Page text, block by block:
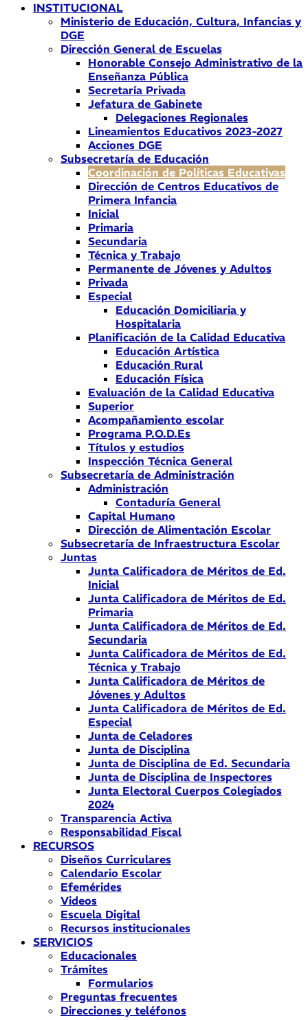
INSTITUCIONAL
Ministerio de Educación, Cultura, Infancias y
DGE
Dirección General de Escuelas
Honorable Consejo Administrativo de la
Enseñanza Pública
Secretaría Privada
Jefatura de Gabinete
Delegaciones Regionales
Lineamientos Educativos 2023-2027
Acciones DGE
Subsecretaría de Educación
Coordinación de Políticas Educativas
Dirección de Centros Educativos de
Primera Infancia
Inicial
Primaria
Secundaria
Técnica y Trabajo
Permanente de Jóvenes y Adultos
Privada
Especial
Educación Domiciliaria y
Hospitalaria
Planificación de la Calidad Educativa
Educación Artística
Educación Rural
Educación Física
Evaluación de la Calidad Educativa
Superior
Acompañamiento escolar
Programa P.O.D.Es
Títulos y estudios
Inspección Técnica General
Subsecretaría de Administración
Administración
Contaduría General
Capital Humano
Dirección de Alimentación Escolar
Subsecretaría de Infraestructura Escolar
Juntas
Junta Calificadora de Méritos de Ed.
Inicial
Junta Calificadora de Méritos de Ed.
Primaria
Junta Calificadora de Méritos de Ed.
Secundaria
Junta Calificadora de Méritos de Ed.
Técnica y Trabajo
Junta Calificadora de Méritos de
Jóvenes y Adultos
Junta Calificadora de Méritos de Ed.
Especial
Junta de Celadores
Junta de Disciplina
Junta de Disciplina de Ed. Secundaria
Junta de Disciplina de Inspectores
Junta Electoral Cuerpos Colegiados
2024
Transparencia Activa
Responsabilidad Fiscal
RECURSOS
Diseños Curriculares
Calendario Escolar
Efemérides
Videos
Escuela Digital
Recursos institucionales
SERVICIOS
Educacionales
Trámites
Formularios
Preguntas frecuentes
Direcciones y teléfonos